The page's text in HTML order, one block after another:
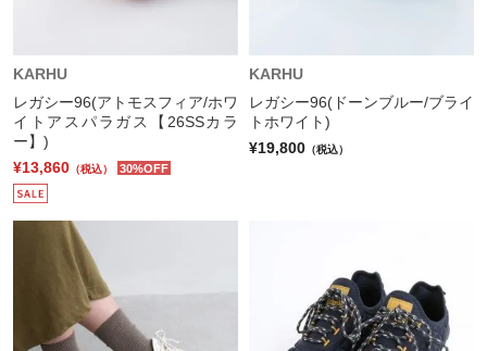
KARHU
レガシー96(アトモスフィア/ホワ
イトアスパラガス【26SSカラ
ー】)
¥13,860 （税込） 30%OFF
KARHU
レガシー96(ドーンブルー/ブライ
トホワイト)
¥19,800 （税込）